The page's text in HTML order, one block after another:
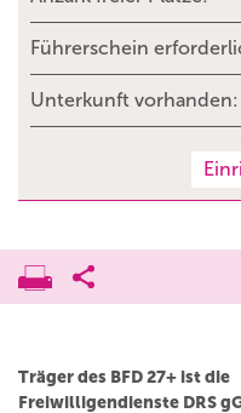
Führerschein
Unterkunft vorhanden:
Träger des BFD 27+ ist die
Freiwilligendienste DRS